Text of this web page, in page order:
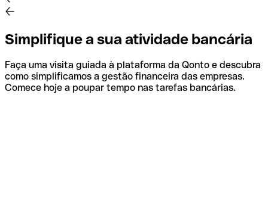
Simplifique a sua atividade bancária
Faça uma visita guiada à plataforma da Qonto e descubra
como simplificamos a gestão financeira das empresas.
Comece hoje a poupar tempo nas tarefas bancárias.